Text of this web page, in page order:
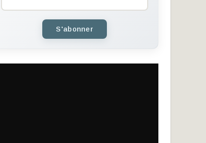
S'abonner